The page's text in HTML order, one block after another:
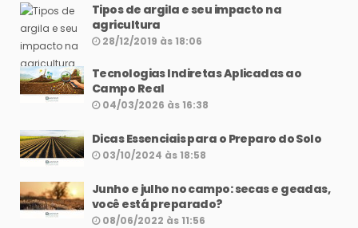
Tipos de argila e seu impacto na
agricultura
28/12/2019 às 18:06
Tecnologias Indiretas Aplicadas ao
Campo Real
04/03/2026 às 16:38
Dicas Essenciais para o Preparo do Solo
03/10/2024 às 18:58
Junho e julho no campo: secas e geadas,
você está preparado?
08/06/2022 às 11:56